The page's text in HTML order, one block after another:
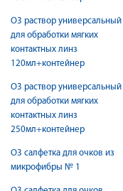
О3 раствор универсальный
для обработки мягких
контактных линз
120мл+контейнер
О3 раствор универсальный
для обработки мягких
контактных линз
250мл+контейнер
О3 салфетка для очков из
микрофибры № 1